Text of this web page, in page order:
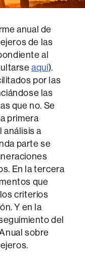
anual de
de las
al
aquí).
por las
las
que no. Se
primera
análisis a
parte se
En la tercera
que
criterios
Y en la
del
sobre